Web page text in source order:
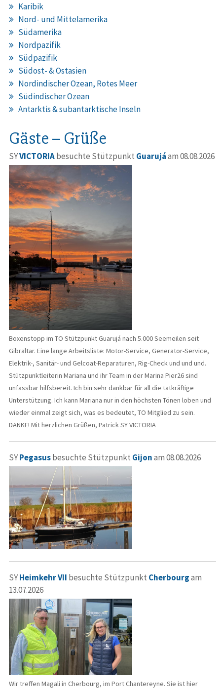
Karibik
Nord- und Mittelamerika
Südamerika
Nordpazifik
Südpazifik
Südost- & Ostasien
Nordindischer Ozean, Rotes Meer
Südindischer Ozean
Antarktis & subantarktische Inseln
Gäste – Grüße
SYVICTORIAbesuchte Stützpunkt Guarujáam 08.08.2026
Boxenstopp im TO Stützpunkt Guarujá nach 5.000 Seemeilen seit
Gibraltar. Eine lange Arbeitsliste: Motor-Service, Generator-Service,
Elektrik-, Sanitär- und Gelcoat-Reparaturen, Rig-Check und und und.
Stützpunktleiterin Mariana und ihr Team in der Marina Pier26 sind
unfassbar hilfsbereit. Ich bin sehr dankbar für all die tatkräftige
Unterstützung. Ich kann Mariana nur in den höchsten Tönen loben und
wieder einmal zeigt sich, was es bedeutet, TO Mitglied zu sein.
DANKE! Mit herzlichen Grüßen, Patrick SY VICTORIA
SYPegasusbesuchte Stützpunkt Gijonam 08.08.2026
SYHeimkehr VII besuchte Stützpunkt Cherbourgam
13.07.2026
Wir treffen Magali in Cherbourg, im Port Chantereyne. Sie ist hier